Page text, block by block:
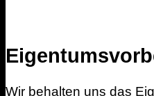
Wir behalten uns das